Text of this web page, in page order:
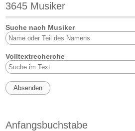
3645 Musiker
Suche nach Musiker
Volltextrecherche
Anfangsbuchstabe